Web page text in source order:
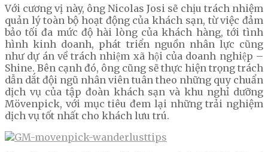
Với cương vị này, ông Nicolas Josi sẽ chịu trách nhiệm
quản lý toàn bộ hoạt động của khách sạn, từ việc đảm
bảo tối đa mức độ hài lòng của khách hàng, tới tình
hình kinh doanh, phát triển nguồn nhân lực cũng
như dự án về trách nhiệm xã hội của doanh nghiệp –
Shine. Bên cạnh đó, ông cũng sẽ thực hiện trọng trách
dẫn dắt đội ngũ nhân viên tuân theo những quy chuẩn
dịch vụ của tập đoàn khách sạn và khu nghỉ dưỡng
Mövenpick, với mục tiêu đem lại những trải nghiệm
dịch vụ tốt nhất cho khách lưu trú.